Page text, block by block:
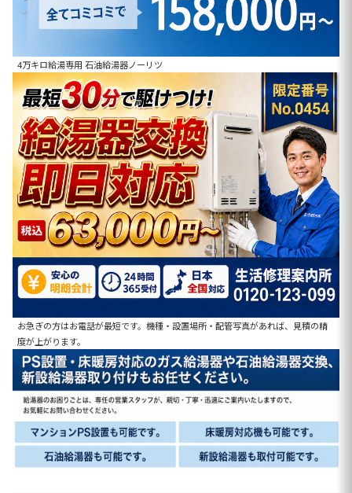
4万キロ給湯専用 石油給湯器ノーリツ
お急ぎの方はお電話が最短です。機種・設置場所・配管写真があれば、見積の精
度が上がります。